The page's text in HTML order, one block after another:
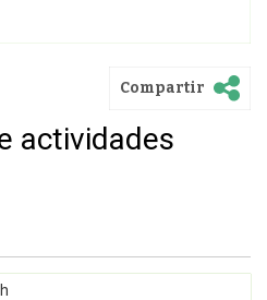
Compartir
actividades